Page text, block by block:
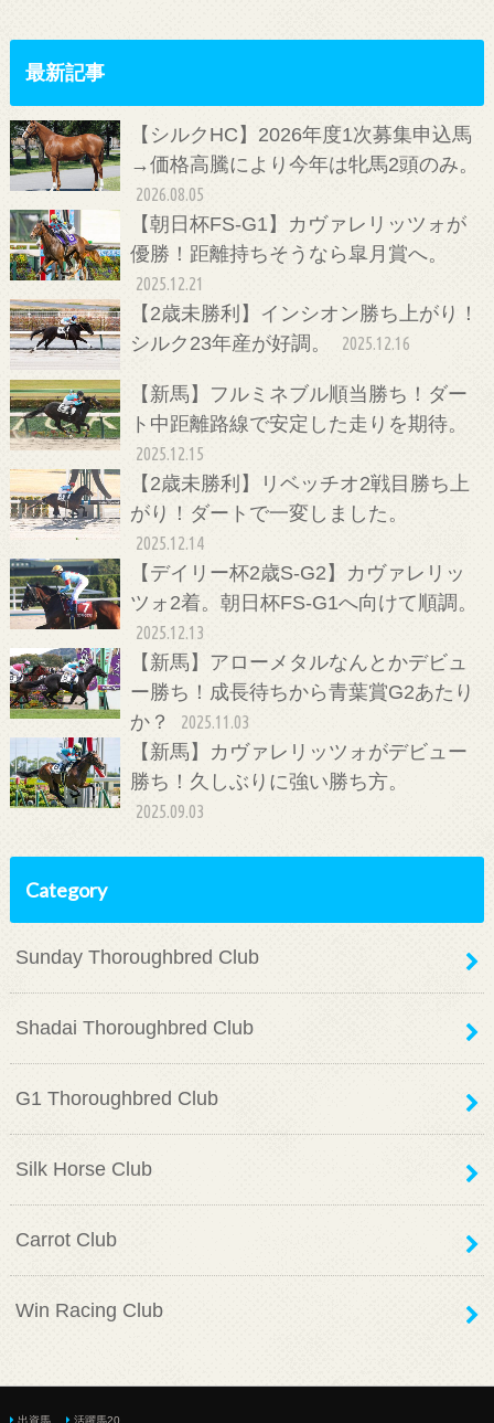
最新記事
【シルクHC】2026年度1次募集申込馬
→価格高騰により今年は牝馬2頭のみ。
2026.08.05
【朝日杯FS-G1】カヴァレリッツォが
優勝！距離持ちそうなら皐月賞へ。
2025.12.21
【2歳未勝利】インシオン勝ち上がり！
シルク23年産が好調。
2025.12.16
【新馬】フルミネブル順当勝ち！ダー
ト中距離路線で安定した走りを期待。
2025.12.15
【2歳未勝利】リベッチオ2戦目勝ち上
がり！ダートで一変しました。
2025.12.14
【デイリー杯2歳S-G2】カヴァレリッ
ツォ2着。朝日杯FS-G1へ向けて順調。
2025.12.13
【新馬】アローメタルなんとかデビュ
ー勝ち！成長待ちから青葉賞G2あたり
か？
2025.11.03
【新馬】カヴァレリッツォがデビュー
勝ち！久しぶりに強い勝ち方。
2025.09.03
Category
Sunday Thoroughbred Club
Shadai Thoroughbred Club
G1 Thoroughbred Club
Silk Horse Club
Carrot Club
Win Racing Club